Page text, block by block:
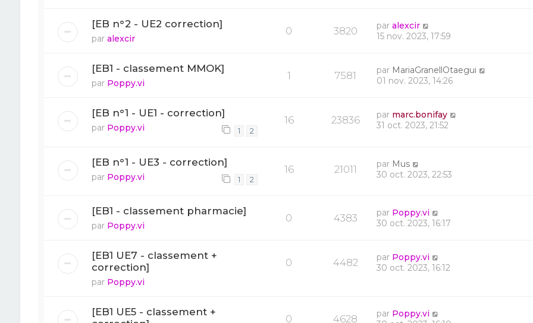
[EB n°2 - UE2 correction]
par alexcir
0 3820 paralexcir
15 nov. 2023, 17:59
[EB1 - classement MMOK]
par Poppy.vi
1 7581 par MariaGranellOtaegui
01 nov. 2023, 14:26
[EB n°1 - UE1 - correction]
par Poppy.vi 1 2
16 23836 par marc.bonifay
31 oct. 2023, 21:52
[EB n°1 - UE3 - correction]
par Poppy.vi 1 2
16 21011 par Mus
30 oct. 2023, 22:53
[EB1 - classement pharmacie]
par Poppy.vi
0 4383 par Poppy.vi
30 oct. 2023, 16:17
[EB1 UE7 - classement +
correction]
par Poppy.vi
0 4482 par Poppy.vi
30 oct. 2023, 16:12
[EB1 UE5 - classement +
0 4628 par Poppy.vi